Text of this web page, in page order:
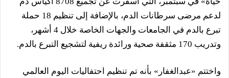
لدعم مرضى سرطانات الدم، بالإضافة إلى تنظيم 18 حملة
تبرع بالدم في الجامعات والجهات الخاصة خلال 4 أشهر،
وتدريب 170 مثقفة صحية ورائدة ريفية لتشجيع التبرع بالدم.
واختتم «عبدالغفار» بأنه تم تنظيم احتفاليات اليوم العالمي